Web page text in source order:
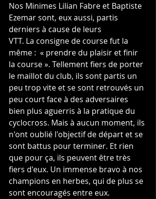
Nos Minimes Lilian Fabre et Baptiste
Ezemar sont, eux aussi, partis
derniers à cause de leurs
VTT. La consigne de course fut la
même :  « prendre du plaisir et finir
la course ». Tellement fiers de porter
le maillot du club, ils sont partis un
peu trop vite et se sont retrouvés un
peu court face à des adversaires
bien plus aguerris à la pratique du
cyclocross. Mais à aucun moment, ils
n'ont oublié l'objectif de départ et se
sont battus pour terminer. Et rien
que pour ça, ils peuvent être très
fiers d'eux. Un immense bravo à nos
champions en herbes, qui de plus se
sont encouragés entre eux.